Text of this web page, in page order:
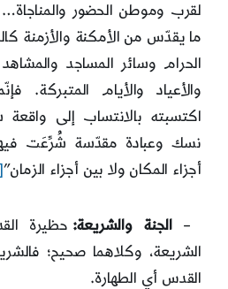
لقرب وموطن الحضور
ما يقدّس من الأمكنة والأزمنة
الحرام وسائر المساجد
والأعياد والأيام
اكتسبته بالانتساب إلى
نسك وعبادة مقدّسة شُرِّعَت
أجزاء المكان ولا بين أجزاء الزمان”
–الجنة والشريعة: حظيرة
الشريعة، وكلاهما صحيح؛
القدس أي الطهارة.